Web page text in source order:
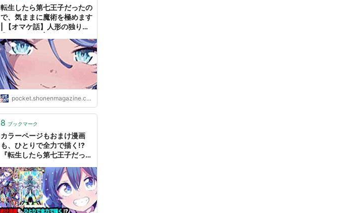
転生したら第七王子だったの
で、気ままに魔術を極めます
| 【オマケ話】人形の独り言
公式無料漫画アプリ
pocket.shonenmagazine.com
8 ブックマーク
カラーページもおまけ漫画
も、ひとりで全力で描く!?
『転生したら第七王子だった
す』漫画・石沢庸介先生イン
タビュー！ #マガポケ - マガ
ポケベース